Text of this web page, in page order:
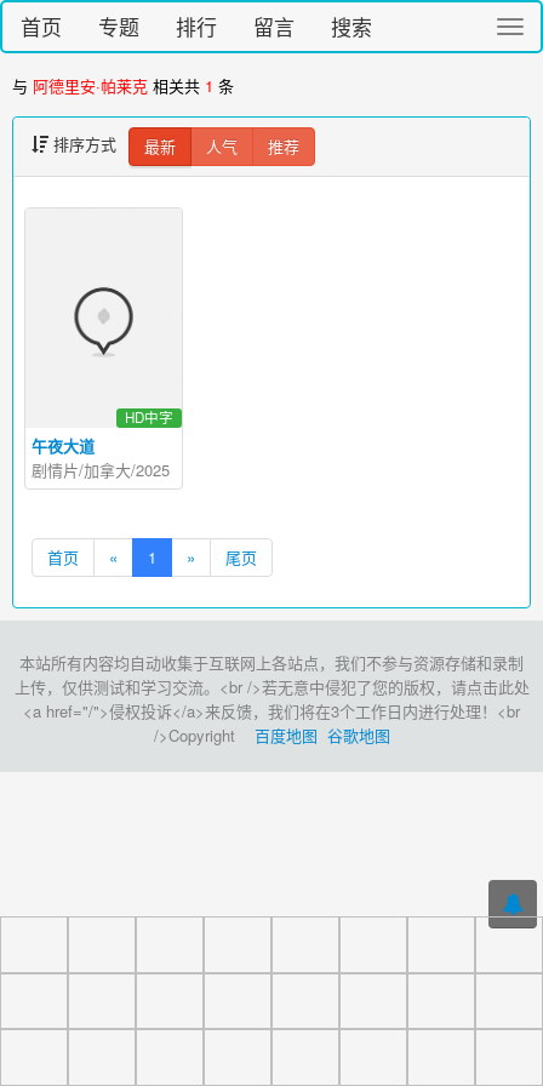
切
换
首页 专题 排行 留言 搜索
与 阿德里安·帕莱克 相关共 1 条
排序方式 最新 人气 推荐
午夜大道
HD中字
剧情片/加拿大/2025
首页 « 1 » 尾页
本站所有内容均自动收集于互联网上各站点，我们不参与资源存储和录制
上传，仅供测试和学习交流。<br />若无意中侵犯了您的版权，请点击此处
<a href="/">侵权投诉</a>来反馈，我们将在3个工作日内进行处理！<br
/>Copyright 百度地图 谷歌地图